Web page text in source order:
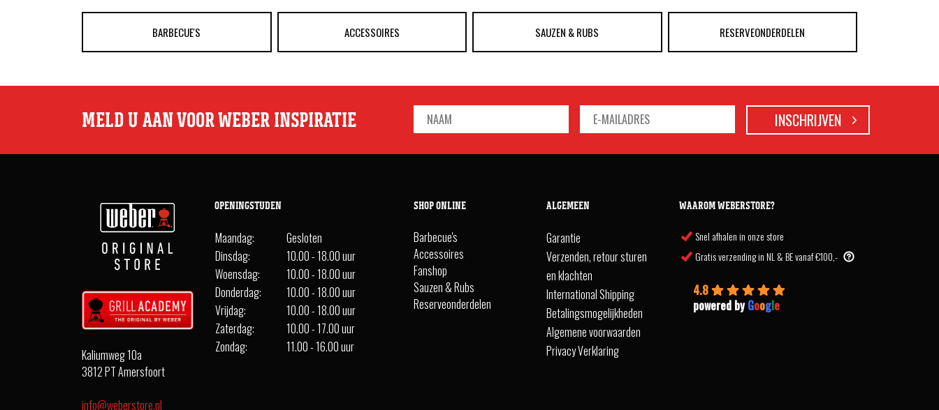
BARBECUE'S ACCESSOIRES SAUZEN & RUBS RESERVEONDERDELEN
MELD U AAN VOOR WEBER INSPIRATIE
Kaliumweg 10a
3812 PT Amersfoort
info@weberstore.nl
OPENINGSTIJDEN
Maandag:
Gesloten
Dinsdag:
10.00 - 18.00 uur
Woensdag:
10.00 - 18.00 uur
Donderdag:
10.00 - 18.00 uur
Vrijdag:
10.00 - 18.00 uur
Zaterdag:
10.00 - 17.00 uur
Zondag:
11.00 - 16.00 uur
SHOP ONLINE
Barbecue's
Accessoires
Fanshop
Sauzen & Rubs
Reserveonderdelen
ALGEMEEN
Garantie
Verzenden, retour sturen
en klachten
International Shipping
Betalingsmogelijkheden
Algemene voorwaarden
Privacy Verklaring
WAAROM WEBERSTORE?
Snel afhalen in onze store
Gratis verzending in NL & BE vanaf €100,-
4.8
powered byGoogle